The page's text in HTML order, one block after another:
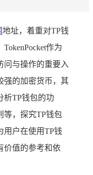
地址，着重对TP钱
作为
问与操作的重要入
强的加密货币，其
析TP钱包的功
等，探究TP钱包
用户在使用TP钱
价值的参考和依